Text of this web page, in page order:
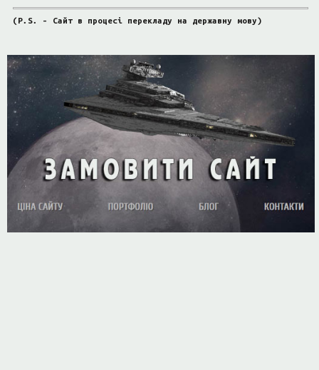
(P.S. - Сайт в процесі перекладу на державну мову)